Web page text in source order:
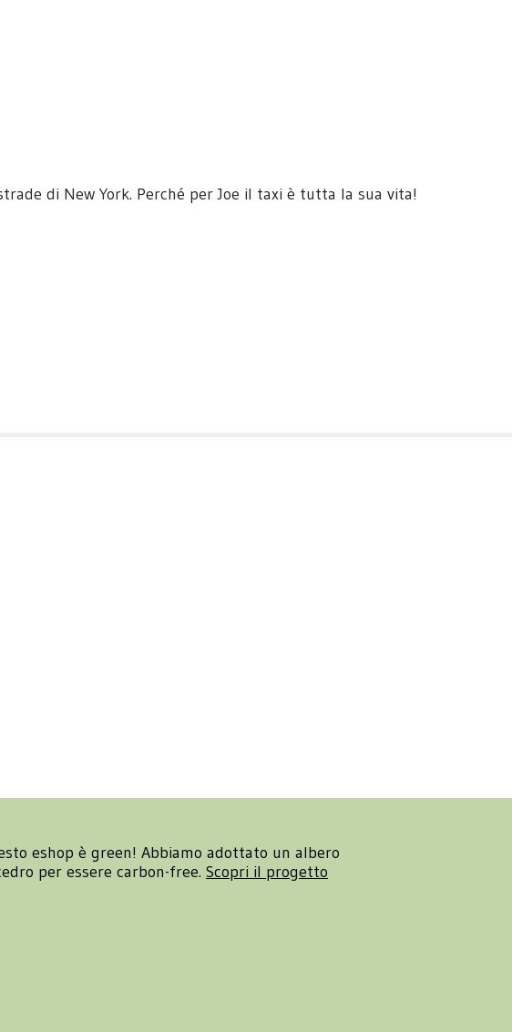
di New York. Perché per Joe il taxi è tutta la sua vita!
eshop è green! Abbiamo adottato un albero
per essere carbon-free. Scopri il progetto